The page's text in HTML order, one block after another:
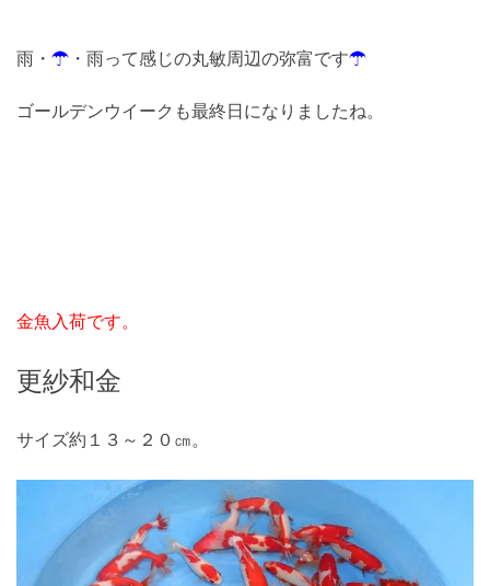
雨・ ☂ ・雨って感じの丸敏周辺の弥富です☂
ゴールデンウイークも最終日になりましたね。
金魚入荷です。
更紗和金
サイズ約１３～２０㎝。